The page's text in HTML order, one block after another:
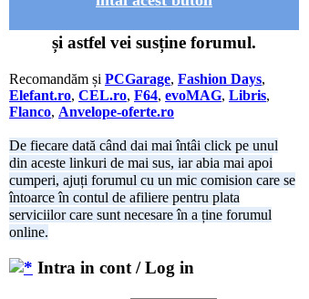
și astfel vei susține forumul.
Recomandăm și PCGarage, Fashion Days,
Elefant.ro, CEL.ro, F64, evoMAG, Libris,
Flanco, Anvelope-oferte.ro
De fiecare dată când dai mai întâi click pe unul
din aceste linkuri de mai sus, iar abia mai apoi
cumperi, ajuți forumul cu un mic comision care se
întoarce în contul de afiliere pentru plata
serviciilor care sunt necesare în a ține forumul
online.
Intra in cont / Log in